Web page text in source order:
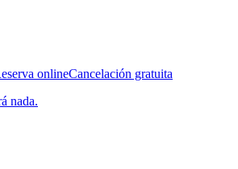
onlineCancelación gratuita
nada.